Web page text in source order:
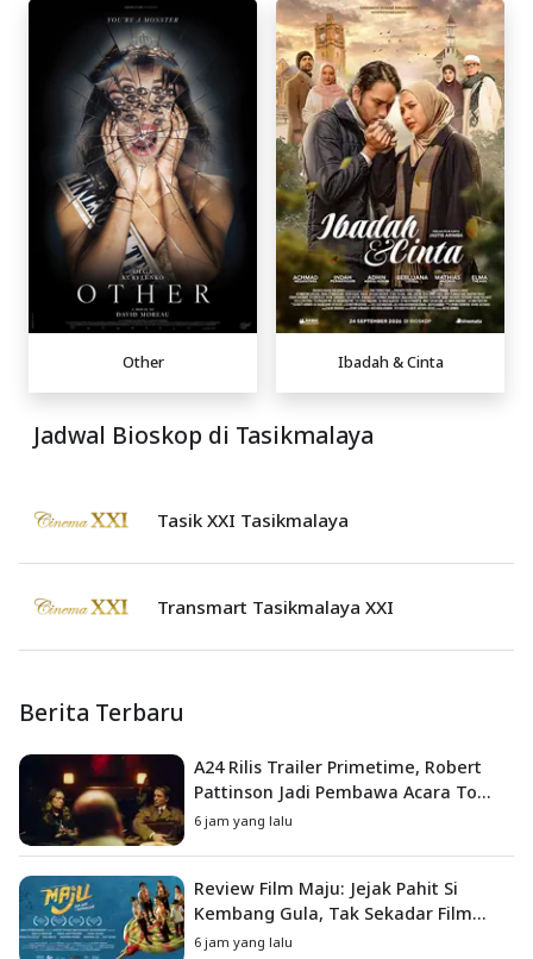
Other Ibadah & Cinta
Jadwal Bioskop di Tasikmalaya
Tasik XXI Tasikmalaya
Transmart Tasikmalaya XXI
Berita Terbaru
A24 Rilis Trailer Primetime, Robert
Pattinson Jadi Pembawa Acara To
Catch a Predator
6 jam yang lalu
Review Film Maju: Jejak Pahit Si
Kembang Gula, Tak Sekadar Film
Petualangan Anak
6 jam yang lalu